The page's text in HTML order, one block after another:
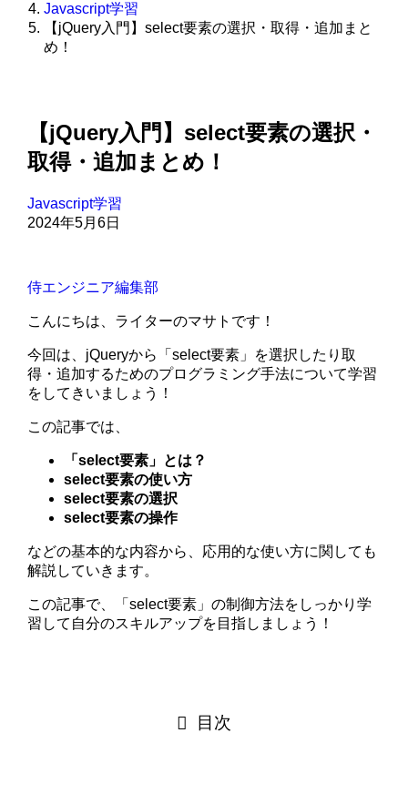
Javascript学習
【jQuery入門】select要素の選択・取得・追加まと
め！
【jQuery入門】select要素の選択・
取得・追加まとめ！
Javascript学習
2024年5月6日
侍エンジニア編集部
こんにちは、ライターのマサトです！
今回は、jQueryから「select要素」を選択したり取
得・追加するためのプログラミング手法について学習
をしてきいましょう！
この記事では、
「select要素」とは？
select要素の使い方
select要素の選択
select要素の操作
などの基本的な内容から、応用的な使い方に関しても
解説していきます。
この記事で、「select要素」の制御方法をしっかり学
習して自分のスキルアップを目指しましょう！
目次